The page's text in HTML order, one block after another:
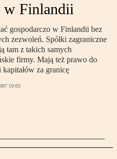
w Finlandii
gospodarczo w Finlandii bez
zezwoleń. Spółki zagraniczne
tam z takich samych
firmy. Mają też prawo do
za granicę
10:03